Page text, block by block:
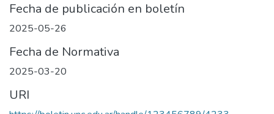
Fecha de publicación en boletín
2025-05-26
Fecha de Normativa
2025-03-20
URI